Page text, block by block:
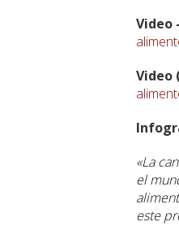
Video
Video
«La
el
este